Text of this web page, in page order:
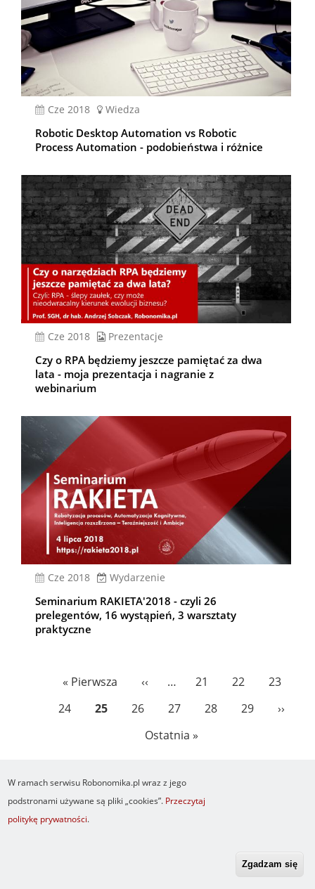
cze 2018 Wiedza
Robotic Desktop Automation vs Robotic
Process Automation - podobieństwa i różnice
cze 2018 Prezentacje
Czy o RPA będziemy jeszcze pamiętać za dwa
lata - moja prezentacja i nagranie z
webinarium
cze 2018 Wydarzenie
Seminarium RAKIETA'2018 - czyli 26
prelegentów, 16 wystąpień, 3 warsztaty
praktyczne
Pierwsza
strona
« Pierwsza
Poprzednia
strona
‹‹ … Page
21 Page
22 Page
23
Page
24
Bieżąca
25 Page
26 Page
27 Page
28 Page
29
››
Ostatnia
Ostatnia »
Newsletter
W ramach serwisu Robonomika.pl wraz z jego
podstronami używane są pliki „cookies”. Przeczytaj
politykę prywatności.
Zgadzam się